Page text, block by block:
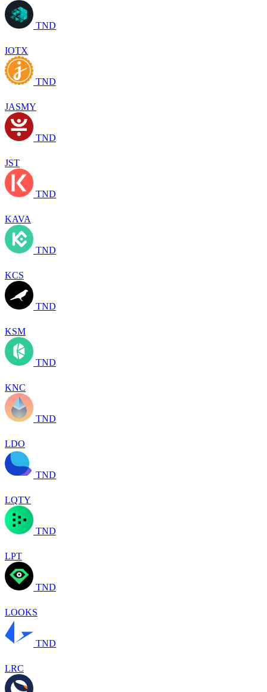
TND
IOTX
TND
JASMY
TND
JST
TND
KAVA
TND
KCS
TND
KSM
TND
KNC
TND
LDO
TND
LQTY
TND
LPT
TND
LOOKS
TND
LRC